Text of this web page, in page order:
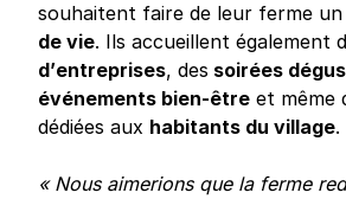
souhaitent faire de leur ferme
de vie. Ils accueillent également
d’entreprises, des soirées
événements bien-être et même
dédiées aux habitants du village.
« Nous aimerions que la ferme